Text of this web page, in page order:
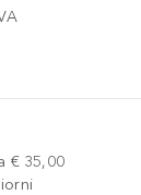
€ 35,00